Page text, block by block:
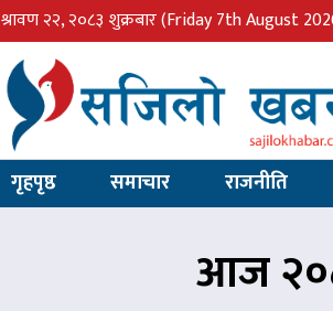
श्रावण २२, २०८३ शुक्रबार(Friday 7th August
गृहपृष्ठ समाचार राजनीति
आज